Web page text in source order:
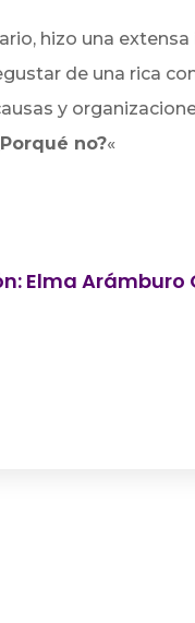
hizo una
de una rica
y
no?«
Elma Arámburo